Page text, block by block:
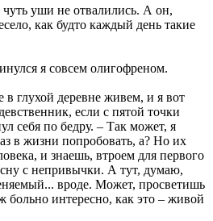
уши не отвалились. А он,
как будто каждый день такие
я совсем олигофреном.
глухой деревне живем, и я вот
если с пятой точки
себя по бедру. – Так может, я
в жизни попробовать, а? Но их
и знаешь, втроем для первого
с непривычки. А тут, думаю,
вроде. Может, просветишь
больно интересно, как это – живой